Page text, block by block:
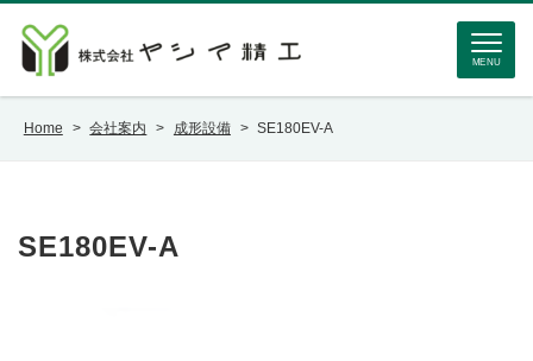
MENU
Home > 会社案内 > 成形設備 > SE180EV-A
SE180EV-A